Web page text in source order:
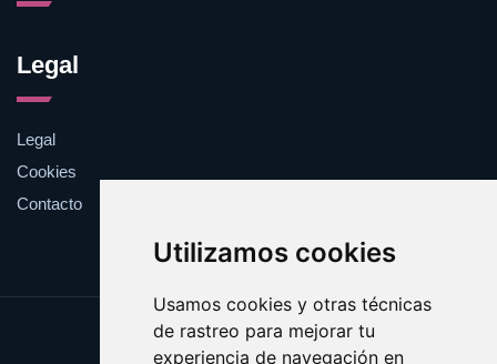
Utilizamos cookies
Usamos cookies y otras técnicas
de rastreo para mejorar tu
experiencia de navegación en
Legal
Legal
Cookies
Contacto
Update cookies preferences